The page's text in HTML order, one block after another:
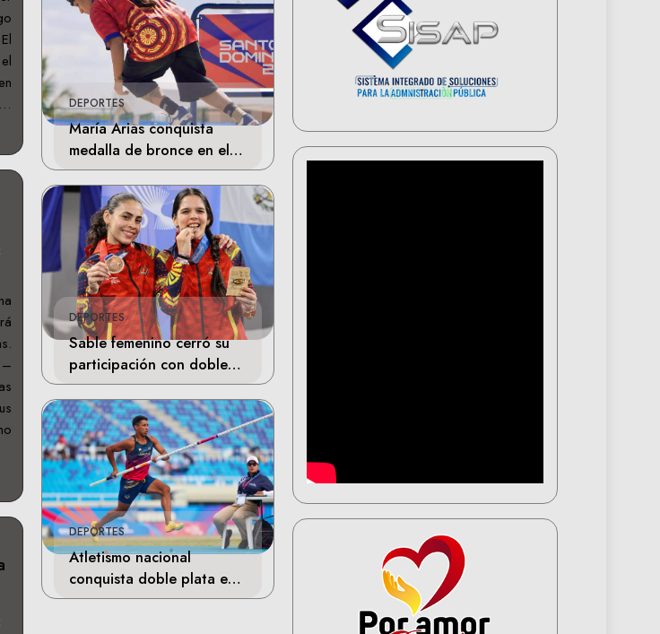
DEPORTES
María Arias conquista
medalla de bronce en el
skateboarding de los
Juegos Centroamericanos
DEPORTES
Sable femenino cerró su
participación con doble
bronce en Santo Domingo
DEPORTES
Atletismo nacional
conquista doble plata en
Santo Domingo